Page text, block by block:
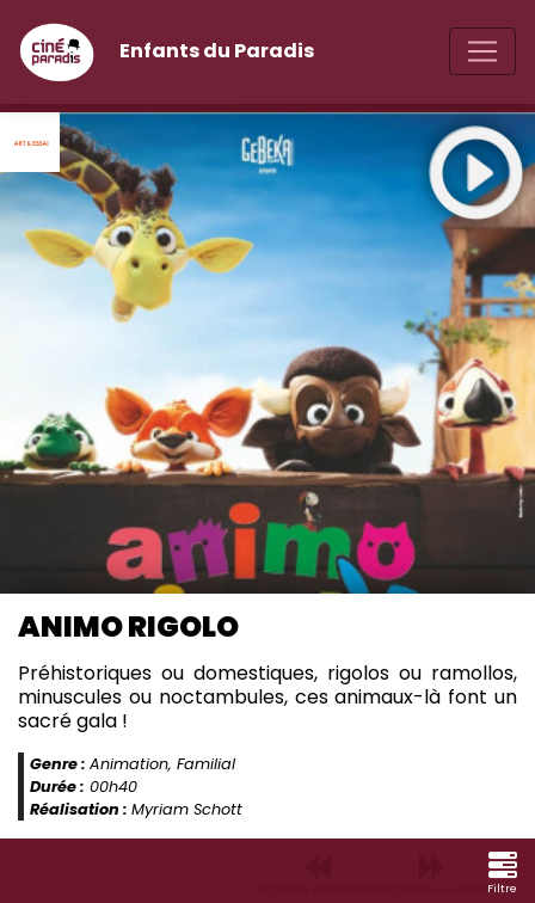
Enfants du Paradis
ANIMO RIGOLO
Préhistoriques ou domestiques, rigolos ou ramollos,
minuscules ou noctambules, ces animaux-là font un
sacré gala !
Genre : Animation, Familial
Durée : 00h40
Réalisation : Myriam Schott
Filtre